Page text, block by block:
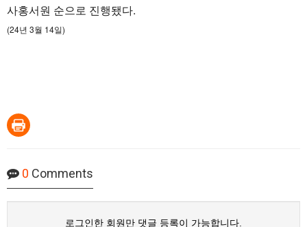
사홍서원 순으로 진행됐다.
(24년 3월 14일)
0 Comments
로그인한 회원만 댓글 등록이 가능합니다.